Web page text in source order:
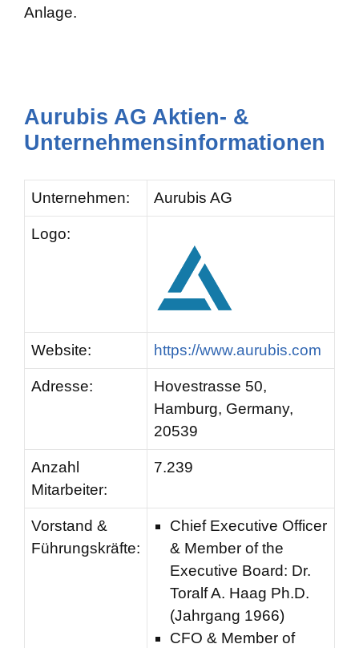
Anlage.
Aurubis AG Aktien- &
Unternehmensinformationen
Unternehmen: Aurubis AG
Logo:
Website: https://www.aurubis.com
Adresse:
Hovestrasse 50,
Hamburg, Germany,
20539
Anzahl
Mitarbeiter:
7.239
Vorstand &
Führungskräfte:
Chief Executive Officer
& Member of the
Executive Board: Dr.
Toralf A. Haag Ph.D.
(Jahrgang 1966)
CFO & Member of